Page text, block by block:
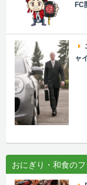
FC
ャ
おにぎり・和食の